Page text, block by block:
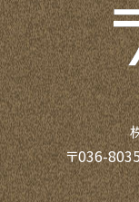
〒036-